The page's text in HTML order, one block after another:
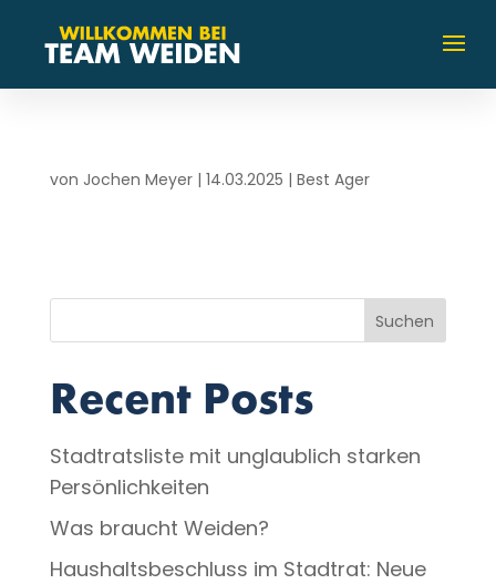
von Jochen Meyer| 14.03.2025 | Best Ager
Suchen
Recent Posts
Stadtratsliste mit unglaublich starken
Persönlichkeiten
Was braucht Weiden?
Haushaltsbeschluss im Stadtrat: Neue